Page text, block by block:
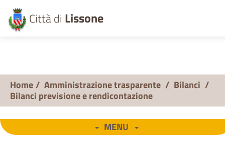
Città di Lissone
Home/ Amministrazione trasparente / Bilanci /
Bilanci previsione e rendicontazione
MENU